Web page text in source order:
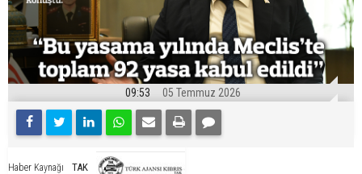
09:53 05 Temmuz 2026
Haber Kaynağı TAK